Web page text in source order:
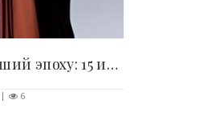
Стиль, опередивший эпоху: 15 исторических..
6